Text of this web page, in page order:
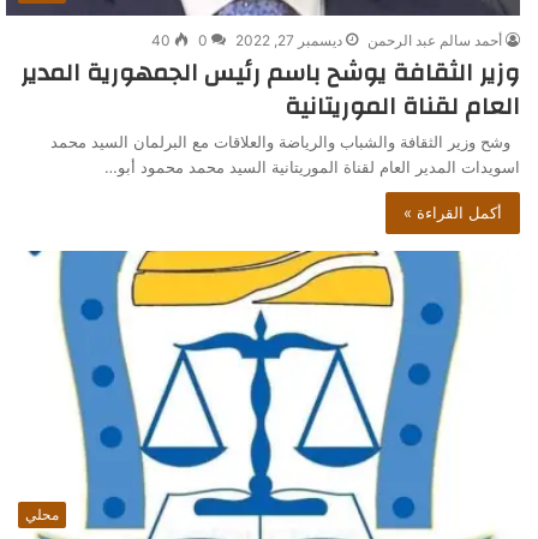
أحمد سالم عبد الرحمن ديسمبر 27, 2022 0
40
وزير الثقافة يوشح باسم رئيس الجمهورية المدير
العام لقناة الموريتانية
وشح وزير الثقافة والشباب والرياضة والعلاقات مع البرلمان السيد محمد
اسويدات المدير العام لقناة الموريتانية السيد محمد محمود أبو…
أكمل القراءة »
محلي